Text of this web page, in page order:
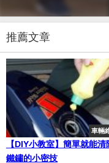
推薦文章
車輛
【DIY小教室】簡單就能清
鐵鏽的小密技